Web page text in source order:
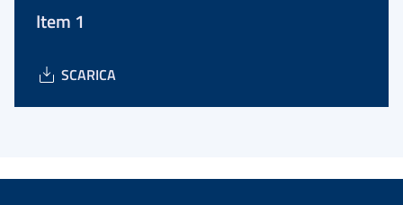
Item 1
SCARICA